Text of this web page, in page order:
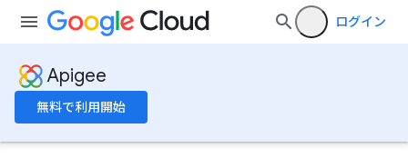
ログイン
Apigee
無料で利用開始